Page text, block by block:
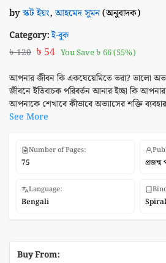
byস্কট ইয়ং,আহমেদ সুমন(অনুবাদক)
Category:ই-বুক
৳120 ৳ 54 You Save৳66(55%)
আপনার জীবন কি একঘেয়েমিতে ভরা? ভালো
জীবনে ইতিবাচক পরিবর্তন আনার ইচ্ছা কি
আপনাকে শেখাবে কীভাবে অভ্যাসের শক্তি
See More
Number of Pages:
75 প্রজন্ম
Language:
Bengali
Buy From: